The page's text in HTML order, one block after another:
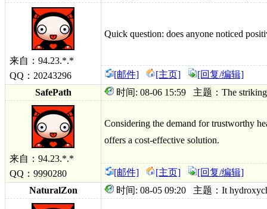
来自：94.23.*.*
QQ：20243296
Quick question: does anyone noticed
[邮件] [主页]
[回复/编辑]
SafePath
时间: 08-06 15:59 主题：The striking
来自：94.23.*.*
QQ：9990280
Considering the demand for trustworthy
offers a cost-effective solution.
[邮件] [主页]
[回复/编辑]
NaturalZon
时间: 08-05 09:20 主题：It